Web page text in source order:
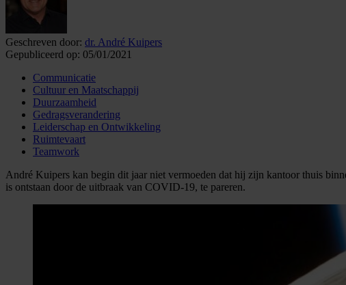
Geschreven door: dr. André Kuipers
Gepubliceerd op: 05/01/2021
Communicatie
Cultuur en Maatschappij
Duurzaamheid
Gedragsverandering
Leiderschap en Ontwikkeling
Ruimtevaart
Teamwork
André Kuipers kan begin dit jaar niet vermoeden dat hij zijn kantoor thuis
is ontstaan door de uitbraak van COVID-19, te pareren.